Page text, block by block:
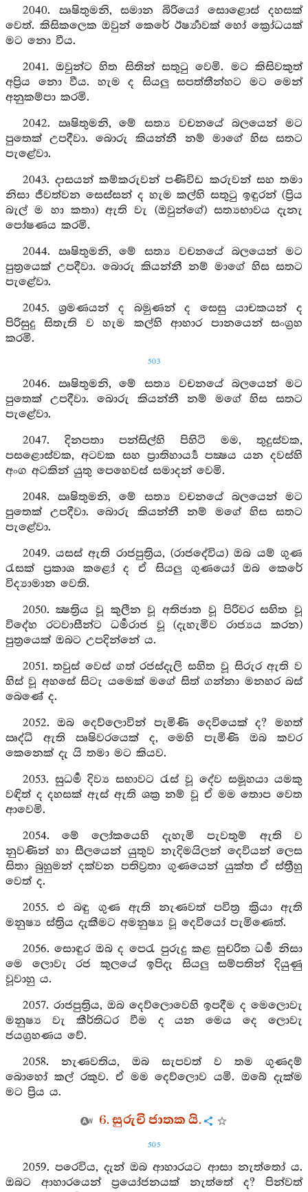
2040. ඍෂිතුමනි, සමාන බිරියෝ සොළොස් දහසක්
වෙත්. කිසිකලෙක ඔවුන් කෙරේ ඊර්‍ෂ්‍යාවක් හෝ ක්‍රෝධයක්
මට නො වීය.
2041. ඔවුන්ට හිත සිතින් සතුටු වෙමි. මට කිසිවකුත්
අප්‍රිය නො වීය. හැම ද සියලු සපත්තීන්හට මට මෙන්
අනුකම්පා කරමි.
2042. ඍෂිතුමනි, මේ සත්‍ය වචනයේ බලයෙන් මට
පුතෙක් උපදීවා. බොරු කියන්නී නම් මාගේ හිස සතට
පැළේවා.
2043. දාසයන් කම්කරුවන් පණිවිඩ කරුවන් සහ තමා
නිසා ජීවත්වන සෙස්සන් ද හැම කල්හි සතුටු ඉඳුරන් (ප්‍රිය
බැල් ම හා කතා) ඇති වැ (ඔවුන්ගේ) සත්‍යභාවය දැනැ
පෝෂණය කරමි.
2044. ඍෂිතුමනි, මේ සත්‍ය වචනයේ බලයෙන් මට
පුත්‍රයෙක් උපදීවා. බොරු කියන්නී නම් මාගේ හිස සතට
පැළේවා.
2045. ශ්‍රමණයන් ද බමුණන් ද සෙසු යාචකයන් ද
පිරිසුදු සිතැති ව හැම කල්හි ආහාර පානයෙන් සංග්‍රහ
කරමි.
503
2046. ඍෂිතුමනි, මේ සත්‍ය වචනයේ බලයෙන් මට
පුතෙක් උපදීවා. බොරු කියන්නී නම් මගේ හිස සතට
පැළේවා.
2047. දිනපතා පන්සිල්හි පිහිටි මම, තුදුස්වක,
පසළොස්වක, අටවක සහ ප්‍රාතිහාර්‍ය්‍ය පක්‍ෂය යන දවස්හි
අංග අටකින් යුතු පෙහෙවස් සමාදන් වෙමි.
2048. ඍෂිතුමනි, මේ සත්‍ය වචනයේ බලයෙන් මට
පුතෙක් උපදීවා. බොරු කියන්නී නම් මගේ හිස සතට
පැළේවා.
2049. යසස් ඇති රාජපුත්‍රිය, (රාජදේවිය) ඔබ යම් ගුණ
රැසක් ප්‍රකාශ කළෝ ද ඒ සියලු ගුණයෝ ඔබ කෙරේ
විද්‍යාමාන වෙති.
2050. ක්‍ෂත්‍රිය වූ කුලීන වූ අතිජාත වූ පිරිවර සහිත වූ
විදේහ රටවාසීන්ට ධර්‍මරාජ වූ (දැහැමිව රාජ්‍යය කරන)
පුත්‍රයෙක් ඔබට උපදින්නේ ය.
2051. තවුස් වෙස් ගත් රජස්දැලි සහිත වූ සිරුර ඇති ව
හිස් වූ අහසේ සිටැ යමෙක් මගේ සිත් ගන්නා මනහර බස්
බෙණේ ද.
2052. ඔබ දෙව්ලොවින් පැමිණි දෙවියෙක් ද? මහත්
ඍද්ධි ඇති ඍෂිවරයෙක් ද, මෙහි පැමිණි ඔබ කවර
කෙනෙක් දැ යි තමා මට කියව.
2053. සුධර්‍ම දිව්‍ය සභාවට රැස් වූ දේව සමූහයා යමකු
වඳිත් ද දහසක් ඇස් ඇති ශක්‍ර නම් වූ ඒ මම තොප වෙත
ආවෙමි.
2054. මේ ලෝකයෙහි දැහැමි පැවතුම් ඇති ව
නුවණින් හා සීලයෙන් යුතුව නැදිමයිලන් දෙවියන් ලෙස
සිතා බුහුමන් දක්වන පතිව්‍රතා ගුණයෙන් යුක්ත ඒ ස්ත්‍රීහු
වෙත් ද.
2055. එ බඳු ගුණ ඇති නැණවත් පවිත්‍ර ක්‍රියා ඇති
මනුෂ්‍ය ස්ත්‍රිය දැකීමට අමනුෂ්‍ය වූ දෙවියෝ පැමිණෙත්.
2056. සොඳුර ඔබ ද පෙරැ පුරුදු කළ සුචරිත ධර්‍ම නිසා
මෙ ලොවැ රජ කුලයේ ඉපිදැ සියලු සම්පතින් දියුණු
වූවාහු ය.
2057. රාජපුත්‍රිය, ඔබ දෙව්ලොවෙහි ඉපදීම ද මෙලොවැ
මනුෂ්‍ය වැ කීර්තිධර වීම ද යන මෙය දෙ ලොවැ
ජයග්‍රහණය වේ.
2058. නැණවතිය, ඔබ සැපවත් ව තම ගුණදම්
බොහෝ කල් රකුව. ඒ මම දෙව්ලොව යමි. ඔබේ දැක්ම
මට ප්‍රිය ය.
6. සුරුචි ජාතක යි.
505
2059. පරෙවිය, දැන් ඔබ ආහාරයට ආසා නැත්තෝ ය.
ඔබට ආහාරයෙන් ප්‍රයෝජනයක් නැත්තේ ද? පින්වත්